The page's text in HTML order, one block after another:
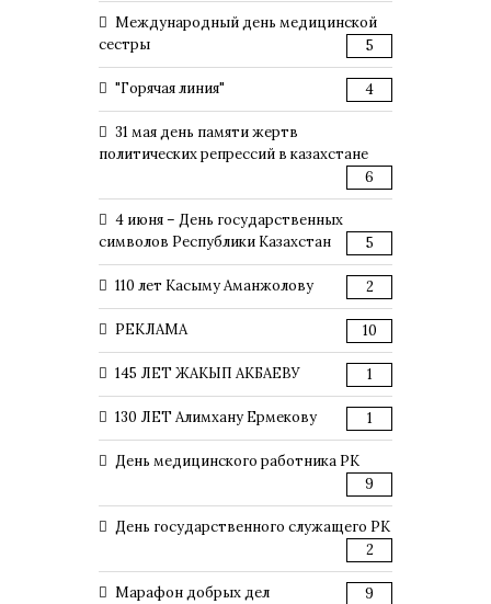
Международный день медицинской
сестры
5
"Горячая линия" 4
31 мая день памяти жертв
политических репрессий в казахстане
6
4 июня – День государственных
символов Республики Казахстан
5
110 лет Касыму Аманжолову 2
РЕКЛАМА 10
145 ЛЕТ ЖАКЫП АКБАЕВУ 1
130 ЛЕТ Алимхану Ермекову 1
День медицинского работника РК
9
День государственного служащего РК
2
Марафон добрых дел 9